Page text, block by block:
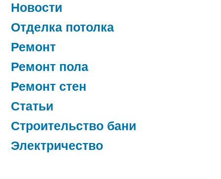
Новости
Отделка потолка
Ремонт
Ремонт пола
Ремонт стен
Статьи
Строительство бани
Электричество